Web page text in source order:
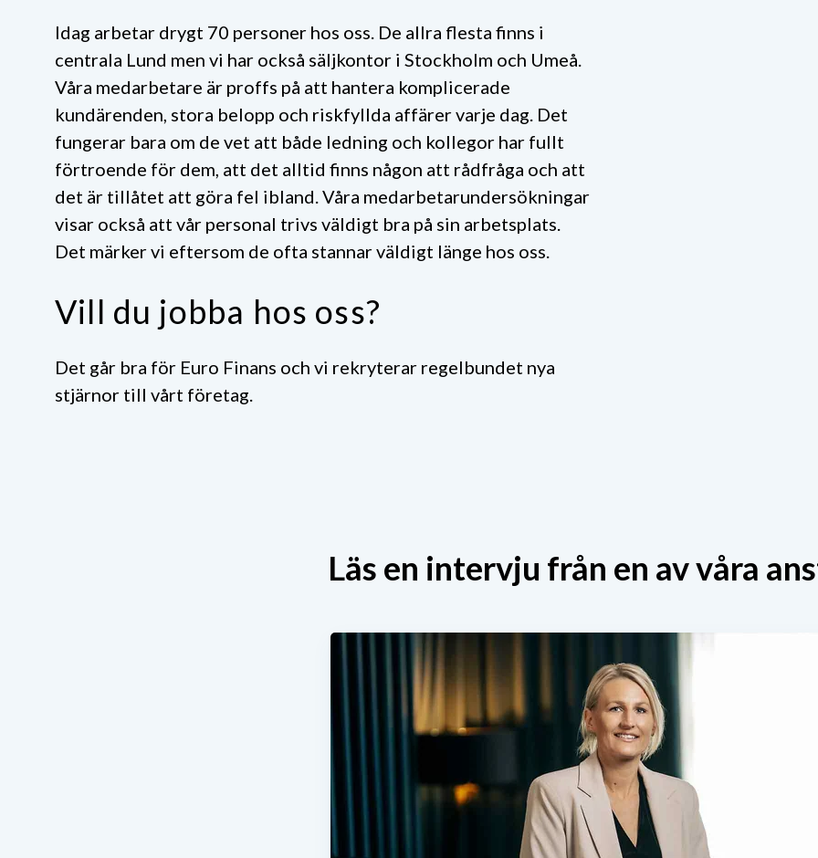
Idag arbetar drygt 70 personer hos oss. De allra flesta finns i
centrala Lund men vi har också säljkontor i Stockholm och Umeå.
Våra medarbetare är proffs på att hantera komplicerade
kundärenden, stora belopp och riskfyllda affärer varje dag. Det
fungerar bara om de vet att både ledning och kollegor har fullt
förtroende för dem, att det alltid finns någon att rådfråga och att
det är tillåtet att göra fel ibland. Våra medarbetarundersökningar
visar också att vår personal trivs väldigt bra på sin arbetsplats.
Det märker vi eftersom de ofta stannar väldigt länge hos oss.
Vill du jobba hos oss?
Det går bra för Euro Finans och vi rekryterar regelbundet nya
stjärnor till vårt företag.
Läs en intervju från en av våra